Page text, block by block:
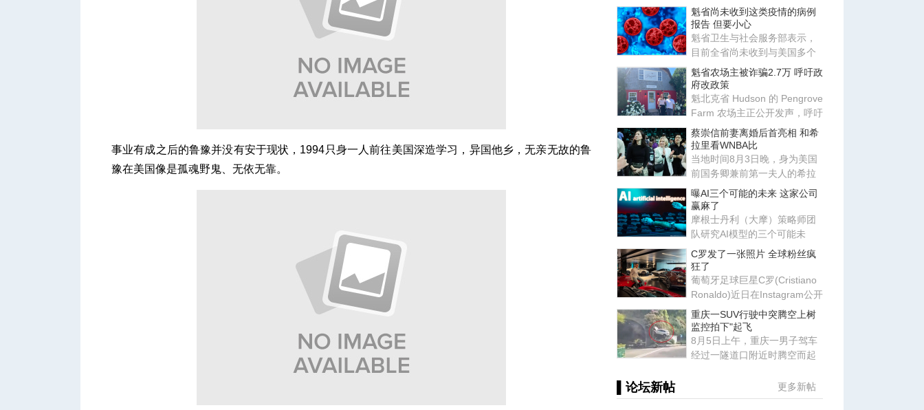
事业有成之后的鲁豫并没有安于现状，1994只身一人前往美国深造学习，异国他乡，无亲无故的鲁
豫在美国像是孤魂野鬼、无依无靠。
绝大多数受访者希望联邦政府
将
魁省尚未收到这类疫情的病例
报告 但要小心
魁省卫生与社会服务部表示，
目前全省尚未收到与美国多个
州因生菜引发的隐孢子虫病
（Cy
魁省农场主被诈骗2.7万 呼吁政
府改政策
魁北克省 Hudson 的 Pengrove
Farm 农场主正公开发声，呼吁
修改相关政策以保护小企业
蔡崇信前妻离婚后首亮相 和希
拉里看WNBA比
当地时间8月3日晚，身为美国
前国务卿兼前第一夫人的希拉
里·克林顿，出现在纽约巴克莱
曝AI三个可能的未来 这家公司
赢麻了
摩根士丹利（大摩）策略师团
队研究AI模型的三个可能未
来：封闭模型赢了、开放模型
胜出
C罗发了一张照片 全球粉丝疯
狂了
葡萄牙足球巨星C罗(Cristiano
Ronaldo)近日在Instagram公开
展示个人豪华跑车收藏，以
重庆一SUV行驶中突腾空上树
监控拍下"起飞
8月5日上午，重庆一男子驾车
经过一隧道口附近时腾空而起
▌论坛新帖 更多新帖